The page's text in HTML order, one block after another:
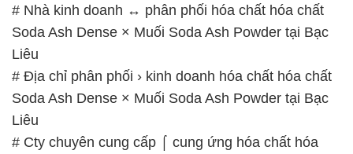
# Nhà kinh doanh ↔ phân phối hóa chất hóa chất
Soda Ash Dense × Muối Soda Ash Powder tại Bạc
Liêu
# Địa chỉ phân phối › kinh doanh hóa chất hóa chất
Soda Ash Dense × Muối Soda Ash Powder tại Bạc
Liêu
# Cty chuyên cung cấp ⌠ cung ứng hóa chất hóa